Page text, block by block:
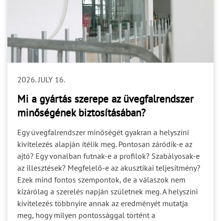
más szakágakkal való kapcsolatot? Ki jelzi, hogy a
helyszín alkalmas a szerelés megkezdésére? A
tisztázatlan felelősség nem feltétlenül okoz azonnal
problémát. Gyakran csak akkor válik láthatóvá, amikor
egy döntésre már a gyártásnak vagy a kivitelezésnek
nem csupán a feladatok kiosztása, hanem a döntési és
jóváhagyási felelősségek egyértelmű rögzítése. 4. Az
ütemezés Egy helyes műszaki döntés is kockázatot
okozhat, ha túl későn születik meg. A tervezési,
jóváhagyási, gyártási, szállítási és kivitelezési folyamat
egymásra épül. Ha az egyik szakasz nyitott kérdéseket
ad tovább a következőnek, a bizonytalanság végigfut a
teljes ütemezésen. A gyártási idő önmagában ezért nem
írja le a projekt teljes időigényét. Figyelembe kell
venni: a szükséges műszaki egyeztetéseket; a
dokumentumok jóváhagyását; a helyszíni felmérést; a
fogadószerkezetek készültségét; a logisztikai és
2026. JULY 16.
Mi a gyártás szerepe az üvegfalrendszer
minőségének biztosításában?
Egy üvegfalrendszer minőségét gyakran a helyszíni
kivitelezés alapján ítélik meg. Pontosan záródik-e az
ajtó? Egy vonalban futnak-e a profilok? Szabályosak-e
az illesztések? Megfelelő-e az akusztikai teljesítmény?
Ezek mind fontos szempontok, de a válaszok nem
kizárólag a szerelés napján születnek meg. A helyszíni
kivitelezés többnyire annak az eredményét mutatja
meg, hogy milyen pontossággal történt a